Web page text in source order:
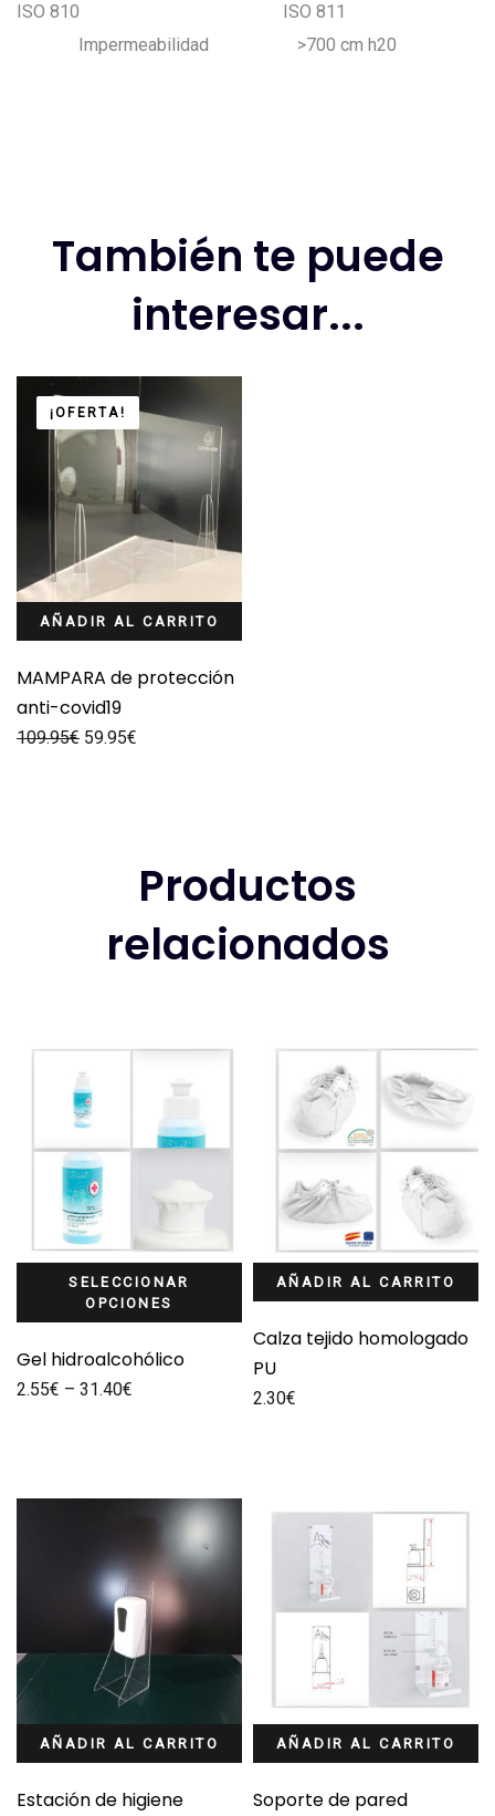
ISO 810 ISO 811
Impermeabilidad >700 cm h20
También te puede
interesar...
¡OFERTA!
AÑADIR AL CARRITO
MAMPARA de protección
anti-covid19
109.95€ 59.95€
Productos
relacionados
SELECCIONAR
OPCIONES
Gel hidroalcohólico
2.55€ – 31.40€
AÑADIR AL CARRITO
Calza tejido homologado
PU
2.30€
AÑADIR AL CARRITO
Estación de higiene
AÑADIR AL CARRITO
Soporte de pared